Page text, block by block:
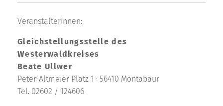
Veranstalterinnen:
Gleichstellungsstelle des
Westerwaldkreises
Beate Ullwer
Peter-Altmeier Platz 1 · 56410 Montabaur
Tel. 02602 / 124606